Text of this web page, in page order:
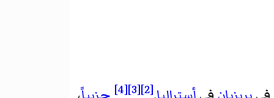
[2]
[3]
[4]